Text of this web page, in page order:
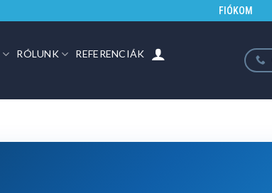
FIÓKOM
RÓLUNK REFERENCIÁK